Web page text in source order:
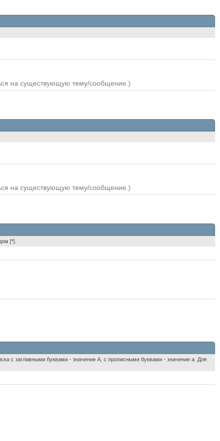
на существующую тему/сообщение.)
на существующую тему/сообщение.)
[*].
с заглавными буквами - значение A, с прописными буквами - значение а. Для